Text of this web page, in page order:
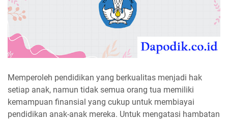
Memperoleh pendidikan yang berkualitas menjadi hak
setiap anak, namun tidak semua orang tua memiliki
kemampuan finansial yang cukup untuk membiayai
pendidikan anak-anak mereka. Untuk mengatasi hambatan